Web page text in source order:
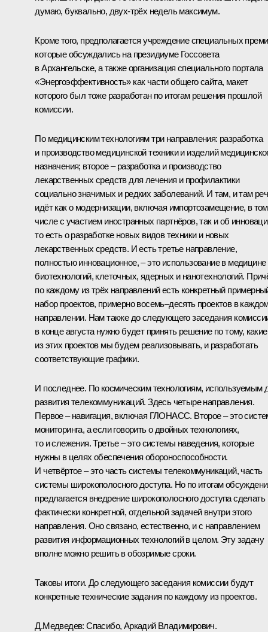
думаю, буквально, двух-трёх недель максимум.
Кроме того, предполагается учреждение специальных
которые обсуждались на президиуме Госсовета
в Архангельске, а также организация специального портала
«Энергоэффективность» как части общего сайта, макет
которого был тоже разработан по итогам решения прошлой
комиссии.
По медицинским технологиям три направления: разработка
и производство медицинской техники и изделий
назначения; второе – разработка и производство
лекарственных средств для лечения и профилактики
социально значимых и редких заболеваний. И там, и там
идёт как о модернизации, включая импортозамещение, в том
числе с участием иностранных партнёров, так и об
то есть о разработке новых видов техники и новых
лекарственных средств. И есть третье направление,
полностью инновационное, – это использование в медицине
биотехнологий, клеточных, ядерных и нанотехнологий.
по каждому из трёх направлений есть конкретный
набор проектов, примерно восемь–десять проектов в
направлении. Нам также до следующего заседания
в конце августа нужно будет принять решение по тому, какие
из этих проектов мы будем реализовывать, и разработать
соответствующие графики.
И последнее. По космическим технологиям, используемым
развития телекоммуникаций. Здесь четыре направления.
Первое – навигация, включая ГЛОНАСС. Второе – это
мониторинга, а если говорить о двойных технологиях,
то и слежения. Третье – это системы наведения, которые
нужны в целях обеспечения обороноспособности.
И четвёртое – это часть системы телекоммуникаций, часть
системы широкополосного доступа. Но по итогам
предлагается внедрение широкополосного доступа сделать
фактически конкретной, отдельной задачей внутри этого
направления. Оно связано, естественно, и с направлением
развития информационных технологий в целом. Эту задачу
вполне можно решить в обозримые сроки.
Таковы итоги. До следующего заседания комиссии будут
конкретные технические задания по каждому из проектов.
Д.Медведев: Спасибо, Аркадий Владимирович.